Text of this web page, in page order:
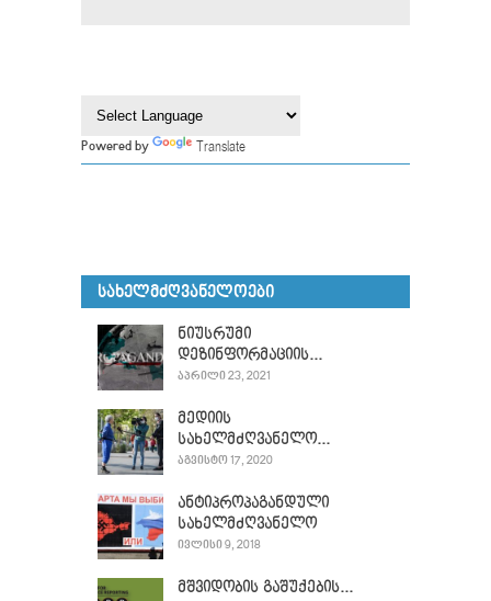
Powered by Translate
ᲡᲐᲮᲔᲚᲛᲫᲦᲕᲐᲜᲔᲚᲝᲔᲑᲘ
ნიუსრუმი
დეზინფორმაციის...
ᲐᲞᲠᲘᲚᲘ 23, 2021
მედიის
სახელმძღვანელო...
ᲐᲒᲕᲘᲡᲢᲝ 17, 2020
ანტიპროპაგანდული
სახელმძღვანელო
ᲘᲕᲚᲘᲡᲘ 9, 2018
მშვიდობის გაშუქების...